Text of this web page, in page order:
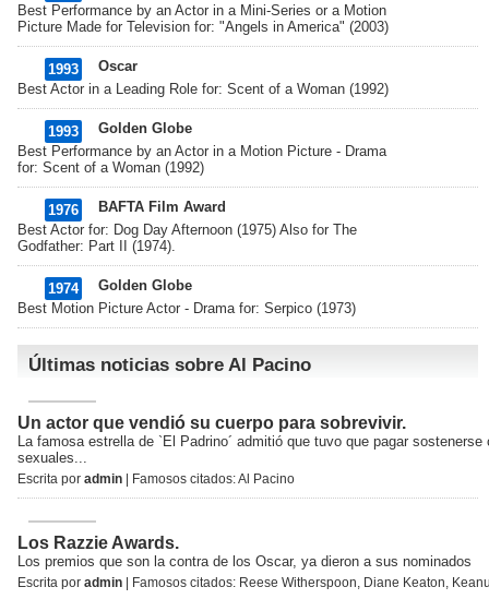
Best Performance by an Actor in a Mini-Series or a Motion
Picture Made for Television for: "Angels in America" (2003)
1993
Oscar
Best Actor in a Leading Role for: Scent of a Woman (1992)
1993
Golden Globe
Best Performance by an Actor in a Motion Picture - Drama
for: Scent of a Woman (1992)
1976
BAFTA Film Award
Best Actor for: Dog Day Afternoon (1975) Also for The
Godfather: Part II (1974).
1974
Golden Globe
Best Motion Picture Actor - Drama for: Serpico (1973)
Últimas noticias sobre Al Pacino
Un actor que vendió su cuerpo para sobrevivir.
La famosa estrella de `El Padrino´ admitió que tuvo que pagar sostenerse
sexuales...
Escrita por admin | Famosos citados:Al Pacino
Los Razzie Awards.
Los premios que son la contra de los Oscar, ya dieron a sus nominados
Escrita por admin | Famosos citados: Reese Witherspoon, Diane Keaton,